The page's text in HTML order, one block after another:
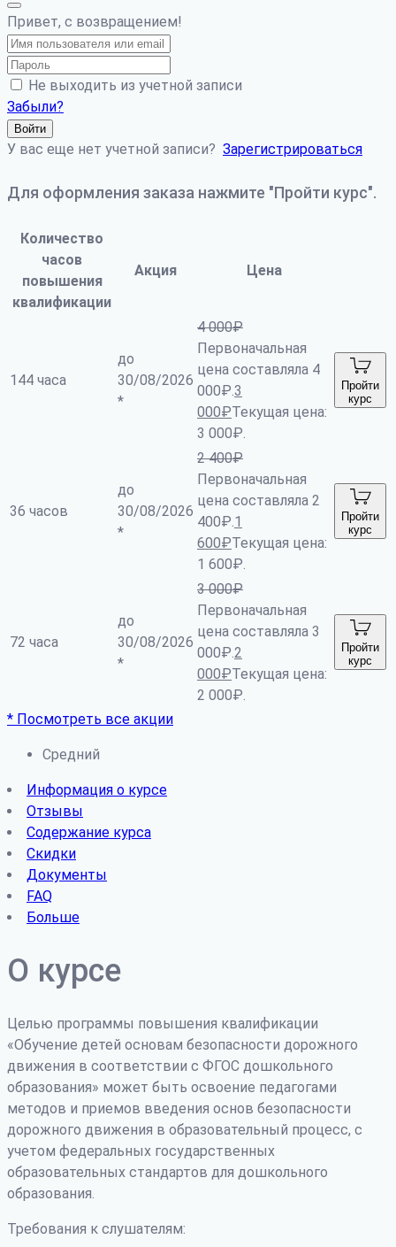
Привет, с возвращением!
Не выходить из учетной записи
Забыли?
Войти
У вас еще нет учетной записи? Зарегистрироваться
Для оформления заказа нажмите "Пройти курс".
Количество
часов
повышения
квалификации
Акция Цена
144 часа
до
30/08/2026
*
4 000₽
Первоначальная
цена составляла 4
000₽.3
000₽Текущая цена:
3 000₽.
Пройти
курс
36 часов
до
30/08/2026
*
2 400₽
Первоначальная
цена составляла 2
400₽.1
600₽Текущая цена:
1 600₽.
Пройти
курс
72 часа
до
30/08/2026
*
3 000₽
Первоначальная
цена составляла 3
000₽.2
000₽Текущая цена:
2 000₽.
Пройти
курс
* Посмотреть все акции
Средний
Информация о курсе
Отзывы
Содержание курса
Скидки
Документы
FAQ
Больше
О курсе
Целью программы повышения квалификации
«Обучение детей основам безопасности дорожного
движения в соответствии с ФГОС дошкольного
образования» может быть освоение педагогами
методов и приемов введения основ безопасности
дорожного движения в образовательный процесс, с
учетом федеральных государственных
образовательных стандартов для дошкольного
образования.
Требования к слушателям: